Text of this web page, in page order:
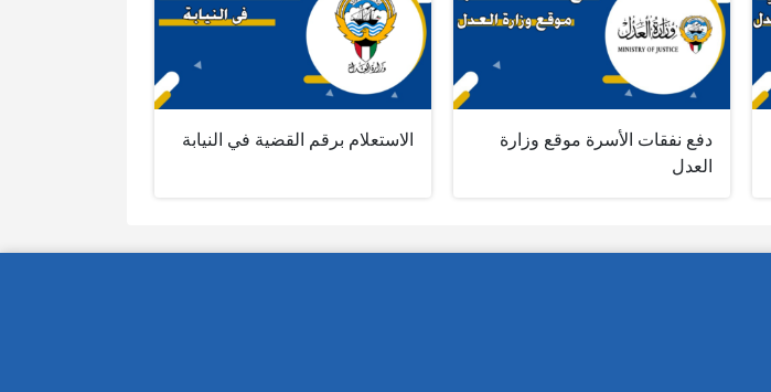
دفع نفقات الأسرة موقع وزارة
العدل
الاستعلام برقم القضية في النيابة